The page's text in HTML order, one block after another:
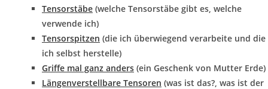
Tensorstäbe (welche Tensorstäbe gibt es, welche
verwende ich)
Tensorspitzen (die ich überwiegend verarbeite und die
ich selbst herstelle)
Griffe mal ganz anders (ein Geschenk von Mutter Erde)
Längenverstellbare Tensoren (was ist das?, was ist der